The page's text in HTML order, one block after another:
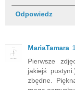
Odpowiedz
MariaTamara
Pierwsze
jakiejś
zbędne.